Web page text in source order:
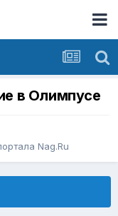
в Олимпусе
Nag.Ru